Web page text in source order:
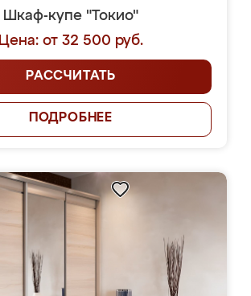
Шкаф-купе "Токио"
Цена: от 32 500 руб.
РАССЧИТАТЬ
ПОДРОБНЕЕ